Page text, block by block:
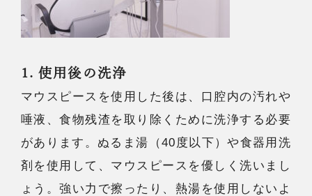
1. 使用後の洗浄
マウスピースを使用した後は、口腔内の汚れや
唾液、食物残渣を取り除くために洗浄する必要
があります。ぬるま湯（40度以下）や食器用洗
剤を使用して、マウスピースを優しく洗いまし
ょう。強い力で擦ったり、熱湯を使用しないよ